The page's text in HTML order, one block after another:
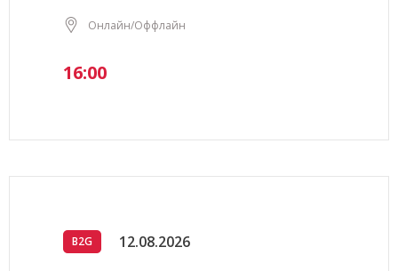
Онлайн/Оффлайн
16:00
B2G 12.08.2026